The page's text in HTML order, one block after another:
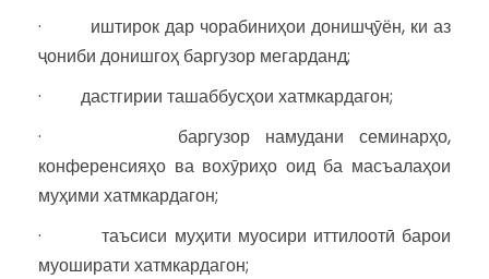
· иштирок дар чорабиниҳои донишҷӯён, ки аз
ҷониби донишгоҳ баргузор мегарданд;
· дастгирии ташаббусҳои хатмкардагон;
· баргузор намудани семинарҳо,
конференсияҳо ва вохӯриҳо оид ба масъалаҳои
муҳими хатмкардагон;
· таъсиси муҳити муосири иттилоотӣ барои
муоширати хатмкардагон;